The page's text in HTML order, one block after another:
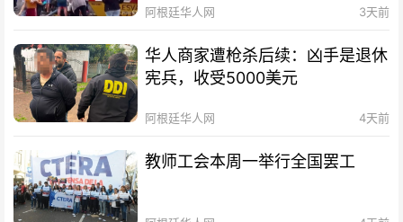
阿根廷华人网 3天前
华人商家遭枪杀后续：凶手是退休
宪兵，收受5000美元
阿根廷华人网 4天前
教师工会本周一举行全国罢工